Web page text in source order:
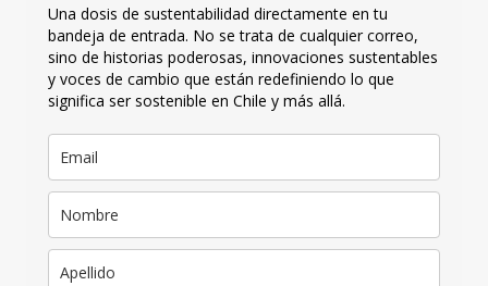
Una dosis de sustentabilidad directamente en tu
bandeja de entrada. No se trata de cualquier correo,
sino de historias poderosas, innovaciones sustentables
y voces de cambio que están redefiniendo lo que
significa ser sostenible en Chile y más allá.